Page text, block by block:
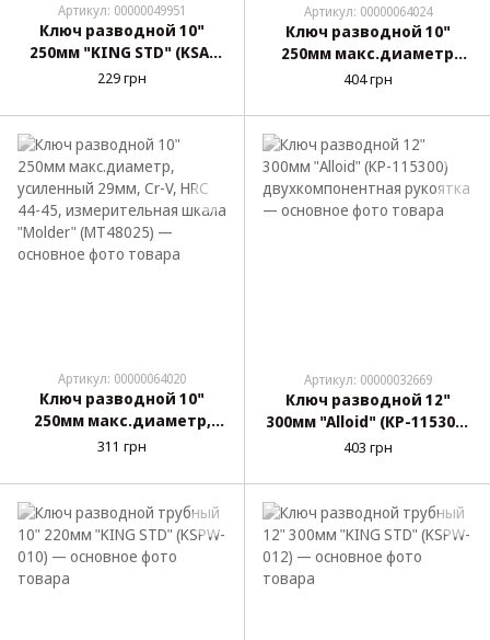
Артикул: 00000049951
Ключ разводной 10"
250мм "KING STD" (KSA-
010)
229 грн
Артикул: 00000064024
Ключ разводной 10"
250мм макс.диаметр
29мм Cr-V, HRC 44-45,
"Molder" (MT48125)
404 грн
Артикул: 00000064020
Ключ разводной 10"
250мм макс.диаметр,
усиленный 29мм, Cr-V,
измерительная шкала
"Molder" (MT48025)
311 грн
Артикул: 00000032669
Ключ разводной 12"
300мм "Alloid" (КР-115300)
двухкомпонентная
403 грн